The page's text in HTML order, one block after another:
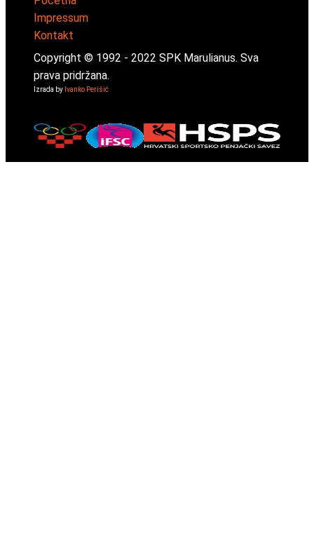
Impressum
Kontakt
Copyright © 1992 - 2022 SPK Marulianus. Sva
prava pridržana.
Izrada by Ivanko Perišić